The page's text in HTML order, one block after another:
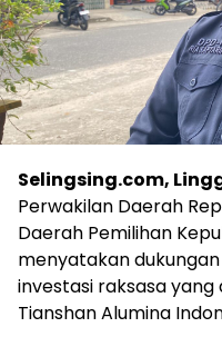
Selingsing.com,
Perwakilan Daerah
Daerah Pemilihan
menyatakan
investasi raksasa
Tianshan Alumina